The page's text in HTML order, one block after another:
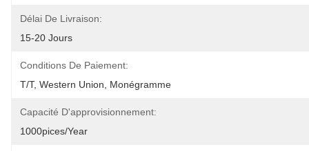
Délai De Livraison:
15-20 Jours
Conditions De Paiement:
T/T, Western Union, Monégramme
Capacité D'approvisionnement:
1000pices/year